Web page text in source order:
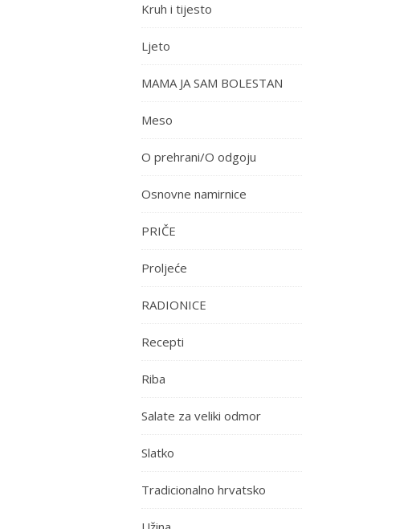
Kruh i tijesto
Ljeto
MAMA JA SAM BOLESTAN
Meso
O prehrani/O odgoju
Osnovne namirnice
PRIČE
Proljeće
RADIONICE
Recepti
Riba
Salate za veliki odmor
Slatko
Tradicionalno hrvatsko